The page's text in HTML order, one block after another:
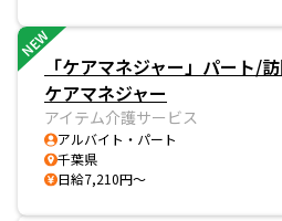
NEW
「ケアマネジャー」パート/
ケアマネジャー
アイテム介護サービス
アルバイト・パート
千葉県
日給7,210円～